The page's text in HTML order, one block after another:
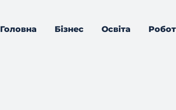
Головна Бізнес Освіта